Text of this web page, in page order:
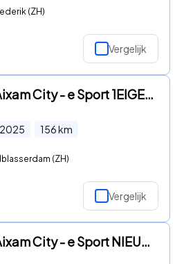
(ZH)
Vergelijk
Aixam City - e Sport 1EIGENAAR/153KM
2025 156km
(ZH)
Vergelijk
Aixam City - e Sport NIEUWMODEL2026/113KMACTIERADIUS